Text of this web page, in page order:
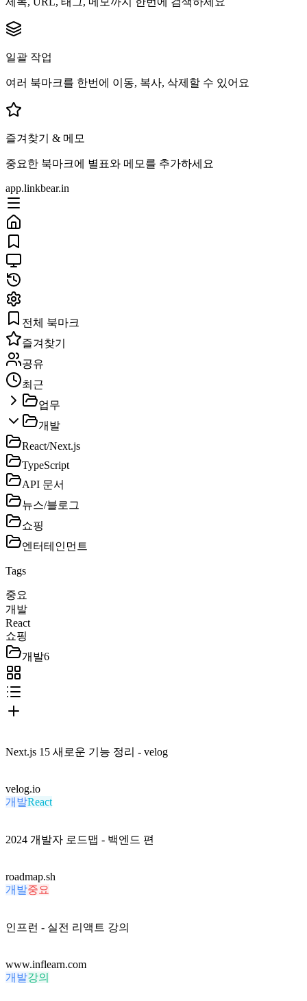
일괄 작업
여러 북마크를 한번에 이동, 복사, 삭제할 수 있어요
즐겨찾기 & 메모
중요한 북마크에 별표와 메모를 추가하세요
app.linkbear.in
전체 북마크
즐겨찾기
공유
최근
업무
개발
React/Next.js
TypeScript
API 문서
뉴스/블로그
쇼핑
엔터테인먼트
Tags
중요
개발
React
쇼핑
개발6
Next.js 15 새로운 기능 정리 - velog
velog.io
개발React
2024 개발자 로드맵 - 백엔드 편
roadmap.sh
개발중요
인프런 - 실전 리액트 강의
www.inflearn.com
개발강의